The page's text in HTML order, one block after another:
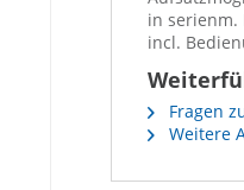
in serienm.
incl.
Fragen
Weitere